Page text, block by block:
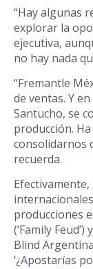
“Hay algunas
explorar la
ejecutiva,
no hay nada
“Fremantle
de ventas. Y
Santucho, se
producción.
consolidarnos
recuerda.
producciones
(‘Family Feud’)
Blind
‘¿Apostarías